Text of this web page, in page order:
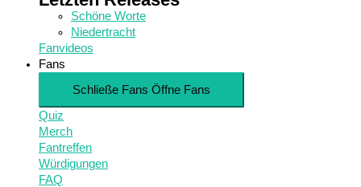
Schöne Worte
Niedertracht
Fanvideos
Fans
Schließe Fans Öffne Fans
Quiz
Merch
Fantreffen
Würdigungen
FAQ